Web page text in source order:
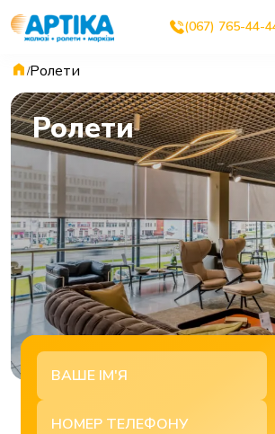
(067) 765-44-
/Ролети
Ролети